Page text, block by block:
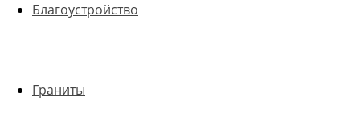
Благоустройство
Граниты